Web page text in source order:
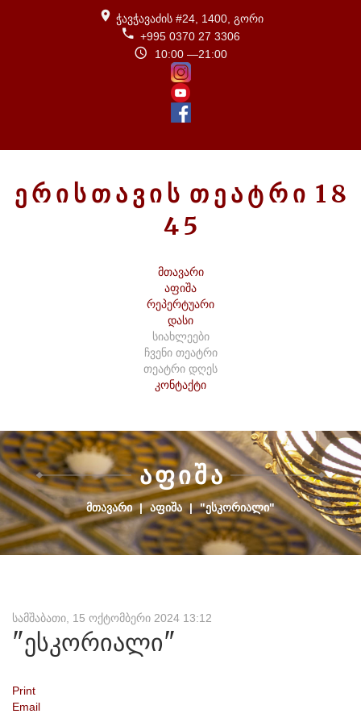
ჭავჭავაძის #24, 1400, გორი
+995 0370 27 3306
10:00 —21:00
ᲔᲠᲘᲡᲗᲐᲕᲘᲡ ᲗᲔᲐᲢᲠᲘ 1 8
45
მთავარი
აფიშა
რეპერტუარი
დასი
სიახლეები
ჩვენი თეატრი
თეატრი დღეს
კონტაქტი
ᲐᲤᲘᲨᲐ
ᲛᲗᲐᲕᲐᲠᲘ | ᲐᲤᲘᲨᲐ | "ᲔᲡᲙᲝᲠᲘᲐᲚᲘ"
სამშაბათი, 15 ოქტომბერი 2024 13:12
"ესკორიალი"
Print
Email